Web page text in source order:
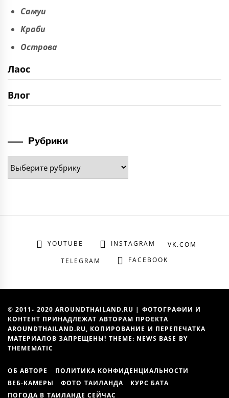
Самуи
Краби
Острова
Лаос
Влог
Рубрики
Рубрики
YOUTUBE INSTAGRAM
VK.COM
TELEGRAM
FACEBOOK
© 2011- 2020 AROUNDTHAILAND.RU | ФОТОГРАФИИ И
КОНТЕНТ ПРИНАДЛЕЖАТ АВТОРАМ ПРОЕКТА
AROUNDTHAILAND.RU, КОПИРОВАНИЕ И ПЕРЕПЕЧАТКА
МАТЕРИАЛОВ ЗАПРЕЩЕНЫ! THEME: NEWS BASE BY
THEMEMATIC
ОБ АВТОРЕ
ПОЛИТИКА КОНФИДЕНЦИАЛЬНОСТИ
ВЕБ-КАМЕРЫ
ФОТО ТАИЛАНДА
КУРС БАТА
ПОГОДА В ТАИЛАНДЕ СЕЙЧАС